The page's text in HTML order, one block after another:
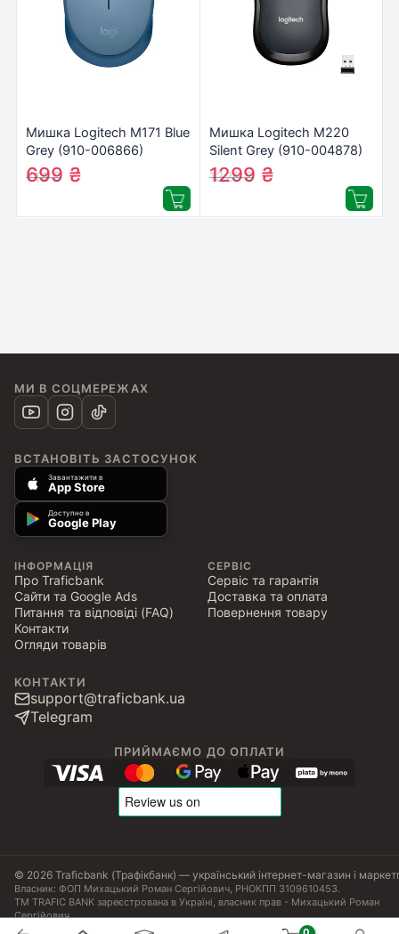
Мишка Logitech M171 Blue
Grey (910-006866)
714₴
699 ₴
Мишка Logitech M220
Silent Grey (910-004878)
1326₴
1299 ₴
МИ В СОЦМЕРЕЖАХ
ВСТАНОВІТЬ ЗАСТОСУНОК
Завантажити в
App Store
Доступно в
Google Play
ІНФОРМАЦІЯ
Про Traficbank
Сайти та Google Ads
Питання та відповіді (FAQ)
Контакти
Огляди товарів
СЕРВІС
Сервіс та гарантія
Доставка та оплата
Повернення товару
КОНТАКТИ
support@traficbank.ua
Telegram
ПРИЙМАЄМО ДО ОПЛАТИ
© 2026 Traficbank (Трафікбанк) — український інтернет-магазин і
Власник: ФОП Михацький Роман Сергійович, РНОКПП 3109610453.
ТМ TRAFIC BANK зареєстрована в Україні, власник прав - Михацький Роман
Сергійович.